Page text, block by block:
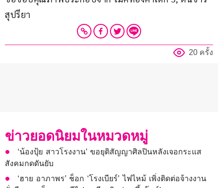
สุปรียา
20 ครั้ง
ข่าวยอดนิยมในหมวดหมู่
‘น้องปุ้ย สาวโรงงาน’ ขอยุติสัญญาศิลปินหลังเจอกระแส
สังคมกดดันยับ
‘ฮาย อาภาพร’ ช็อก ‘โรงเบียร์’ ไฟไหม้ เพิ่งติดต่อจ้างงาน